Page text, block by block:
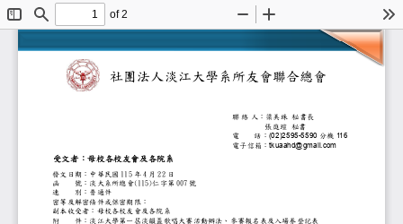
ToggleFind
of 2
Zoom
社團法人淡江大學系所友會聯合
聯 絡 人：梁美珠秘書長
張庭瑄秘書
電
話：(02)2595
-5590分機116
電子信箱：tkuaahd@gmail.com
受文者：母校各校友會及各院系
發文日期：中華民國
11
5 年 4 月 22 日
函
號：淡大系所總會
(11
5)仁字第
007 號
速
別：普通件
密等及解密條件或保密期限：
副本收受者：母校
各校友會及
各院
系
附
件：淡江大學第一屆淡韻盃歌唱大賽活動辦法
、 參賽報名表
及 入場券登記表